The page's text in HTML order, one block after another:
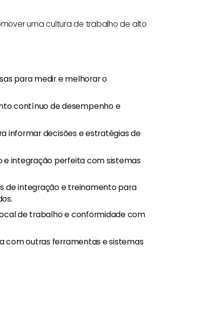
uma cultura de trabalho de alto
para medir e melhorar o
contínuo de desempenho e
informar decisões e estratégias de
e integração perfeita com sistemas
de integração e treinamento para
de trabalho e conformidade com
com outras ferramentas e sistemas